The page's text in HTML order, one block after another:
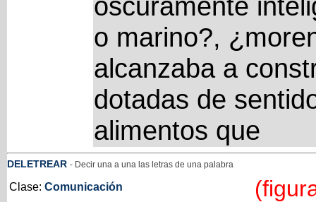
o marino?,
alcanzaba a
dotadas de
alimentos que
DELETREAR - Decir una a una las letras de una palabra
Clase: Comunicación